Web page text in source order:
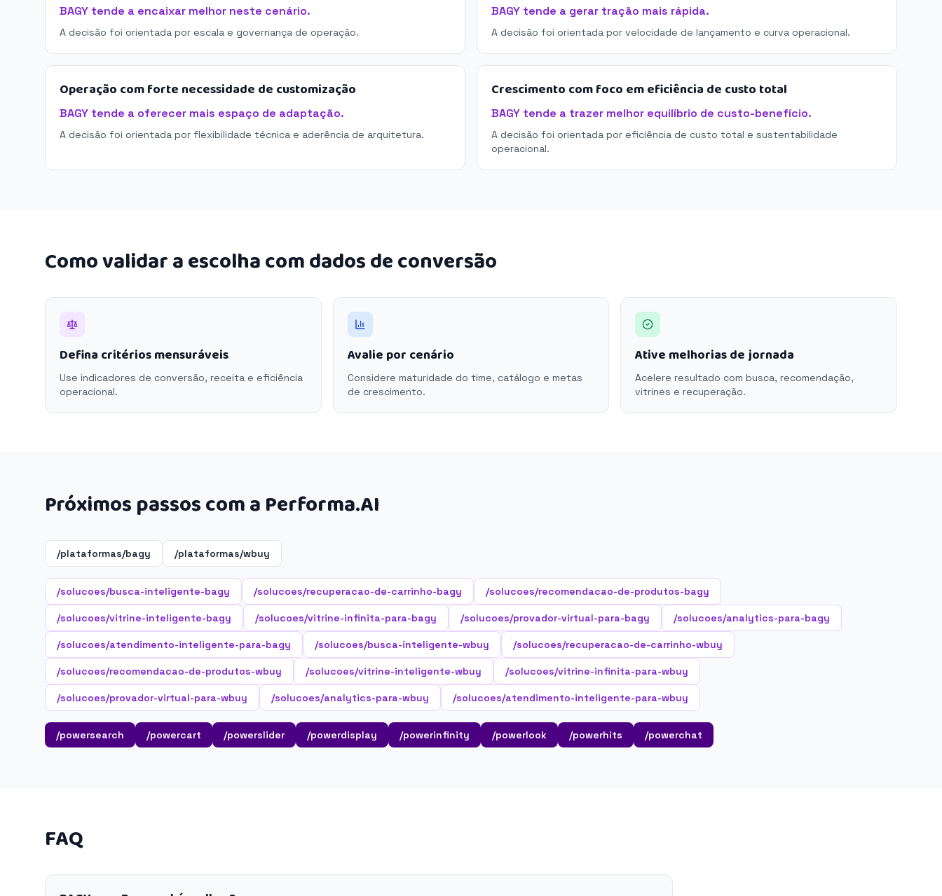
BAGY tende a encaixar melhor neste cenário.
A decisão foi orientada por escala e governança de operação.
BAGY tende a gerar tração mais rápida.
A decisão foi orientada por velocidade de lançamento e curva operacional.
Operação com forte necessidade de customização
BAGY tende a oferecer mais espaço de adaptação.
A decisão foi orientada por flexibilidade técnica e aderência de arquitetura.
Crescimento com foco em eficiência de custo total
BAGY tende a trazer melhor equilíbrio de custo-benefício.
A decisão foi orientada por eficiência de custo total e sustentabilidade
operacional.
Como validar a escolha com dados de conversão
Defina critérios mensuráveis
Use indicadores de conversão, receita e eficiência
operacional.
Avalie por cenário
Considere maturidade do time, catálogo e metas
de crescimento.
Ative melhorias de jornada
Acelere resultado com busca, recomendação,
vitrines e recuperação.
Próximos passos com a Performa.AI
/plataformas/bagy /plataformas/wbuy
/solucoes/busca-inteligente-bagy /solucoes/recuperacao-de-carrinho-bagy /solucoes/recomendacao-de-produtos-bagy
/solucoes/vitrine-inteligente-bagy /solucoes/vitrine-infinita-para-bagy /solucoes/provador-virtual-para-bagy /solucoes/analytics-para-bagy
/solucoes/atendimento-inteligente-para-bagy /solucoes/busca-inteligente-wbuy /solucoes/recuperacao-de-carrinho-wbuy
/solucoes/recomendacao-de-produtos-wbuy /solucoes/vitrine-inteligente-wbuy /solucoes/vitrine-infinita-para-wbuy
/solucoes/provador-virtual-para-wbuy /solucoes/analytics-para-wbuy /solucoes/atendimento-inteligente-para-wbuy
/powersearch /powercart /powerslider /powerdisplay /powerinfinity /powerlook /powerhits /powerchat
FAQ